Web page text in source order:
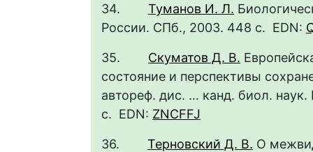
34. Туманов И. Л.
России. СПб., 2003. 448 с. EDN:
35. Скуматов Д. В.
состояние и перспективы
автореф. дис. … канд. биол.
с. EDN: ZNCFFJ
36. Терновский Д. В. О